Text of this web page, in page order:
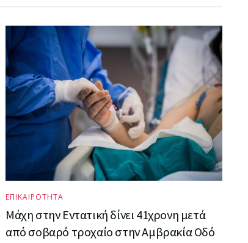
ΕΠΙΚΑΙΡΟΤΗΤΑ
Μάχη στην Εντατική δίνει 41χρονη μετά
από σοβαρό τροχαίο στην Αμβρακία Οδό